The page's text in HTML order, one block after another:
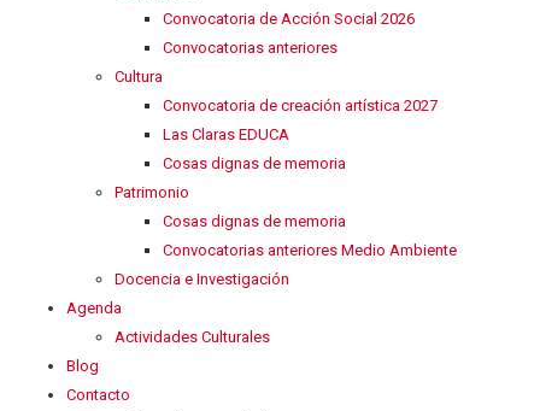
Convocatoria de Acción Social 2026
Convocatorias anteriores
Cultura
Convocatoria de creación artística 2027
Las Claras EDUCA
Cosas dignas de memoria
Patrimonio
Cosas dignas de memoria
Convocatorias anteriores Medio Ambiente
Docencia e Investigación
Agenda
Actividades Culturales
Blog
Contacto